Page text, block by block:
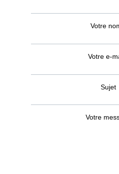
Votre
Votre e-
Sujet
Votre